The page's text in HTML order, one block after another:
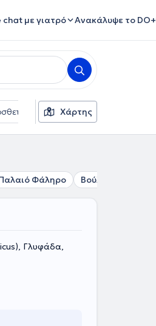
chat με γιατρό Ανακάλυψε το DO+
φίλτρα Γλώσσες
Χάρτης
Φάληρο Βούλα
Γλυφάδα,